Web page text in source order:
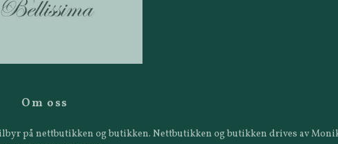
Om oss
på nettbutikken og butikken. Nettbutikken og butikken drives av